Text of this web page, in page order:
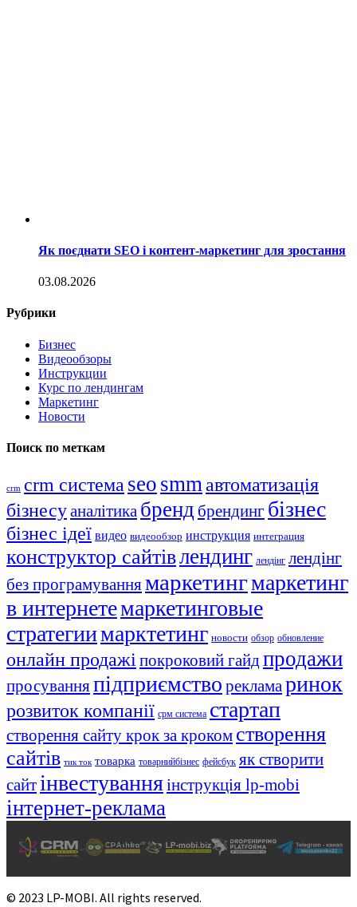
Як поєднати SEO і контент-маркетинг для зростання
03.08.2026
Рубрики
Бизнес
Видеообзоры
Инструкции
Курс по лендингам
Маркетинг
Новости
Поиск по меткам
crm crm система seo smmавтоматизація
бізнесуаналітика бренд брендинг бізнес
бізнес ідеї видео видеообзор инструкция интеграция
конструктор сайтівлендинг лендінг лендінг
без програмуваннямаркетингмаркетинг
в интернетемаркетинговые
стратегиимарктетинг новости обзор обновление
онлайн продажі покроковий гайдпродажи
просуванняпідприємство рекламаринок
розвиток компанії срм система стартап
створення сайту крок за кроком створення
сайтів тик ток товарка товарнийбізнес фейсбук як створити
сайт інвестуванняінструкція lp-mobi
інтернет-реклама
© 2023 LP-MOBI. All rights reserved.